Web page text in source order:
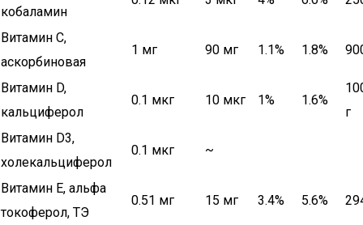
кобаламин
Витамин C,
аскорбиновая
1 мг 90 мг 1.1% 1.8%
Витамин D,
кальциферол
0.1 мкг 10 мкг 1% 1.6%
г
Витамин D3,
холекальциферол
0.1 мкг ~
Витамин Е, альфа
токоферол, ТЭ
0.51 мг 15 мг 3.4% 5.6%